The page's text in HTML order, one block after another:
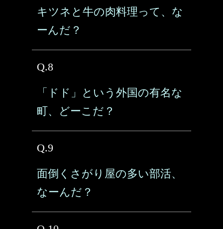
キツネと牛の肉料理って、な
ーんだ？
Q.8
「ドド」という外国の有名な
町、どーこだ？
Q.9
面倒くさがり屋の多い部活、
なーんだ？